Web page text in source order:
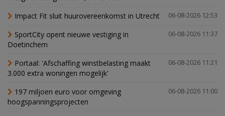
06-08-2026 12:53
Impact Fit sluit huurovereenkomst in Utrecht
06-08-2026 11:37
SportCity opent nieuwe vestiging in
Doetinchem
06-08-2026 11:21
Portaal: 'Afschaffing winstbelasting maakt
3.000 extra woningen mogelijk'
06-08-2026 11:00
197 miljoen euro voor omgeving
hoogspanningsprojecten